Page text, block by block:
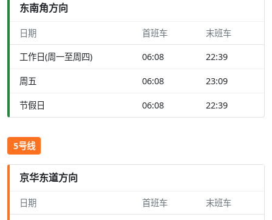
东南角方向
日期 首班车 末班车
工作日(周一至周四) 06:08 22:39
周五 06:08 23:09
节假日 06:08 22:39
5号线
京华东道方向
日期 首班车 末班车